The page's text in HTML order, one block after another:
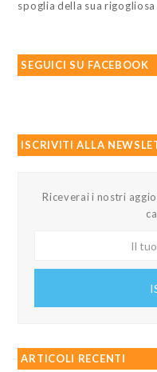
spoglia della sua
SEGUICI SU FACEBOOK
ISCRIVITI ALLA
Riceverai i nostri
ARTICOLI RECENTI